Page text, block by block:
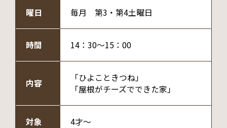
曜日 毎月 第3・第4土曜日
時間 14：30～15：00
内容
「ひよこときつね」
「屋根がチーズでできた家」
対象 4才～